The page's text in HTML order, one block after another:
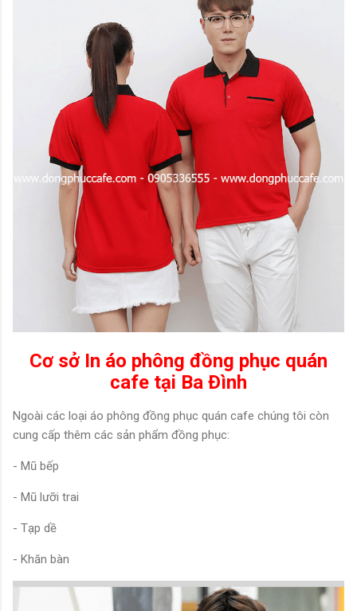
Cơ sở In áo phông đồng phục quán
cafe tại Ba Ðình
Ngoài các loại áo phông đồng phục quán cafe chúng tôi còn
cung cấp thêm các sản phẩm đồng phục:
- Mũ bếp
- Mũ lưỡi trai
- Tạp dề
- Khăn bàn